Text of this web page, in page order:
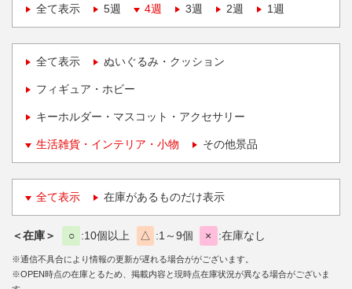
全て表示
5週 4週 3週 2週 1週
全て表示 ぬいぐるみ・クッション
フィギュア・ホビー
キーホルダー・マスコット・アクセサリー
生活雑貨・インテリア・小物 その他景品
全て表示 在庫があるものだけ表示
＜在庫＞ ○ 10個以上 △ 1～9個 × 在庫なし
※通信不具合により情報の更新が遅れる場合ががございます。
※OPEN時点の在庫とるため、掲載内容と現時点在庫状況が異なる場合がございま